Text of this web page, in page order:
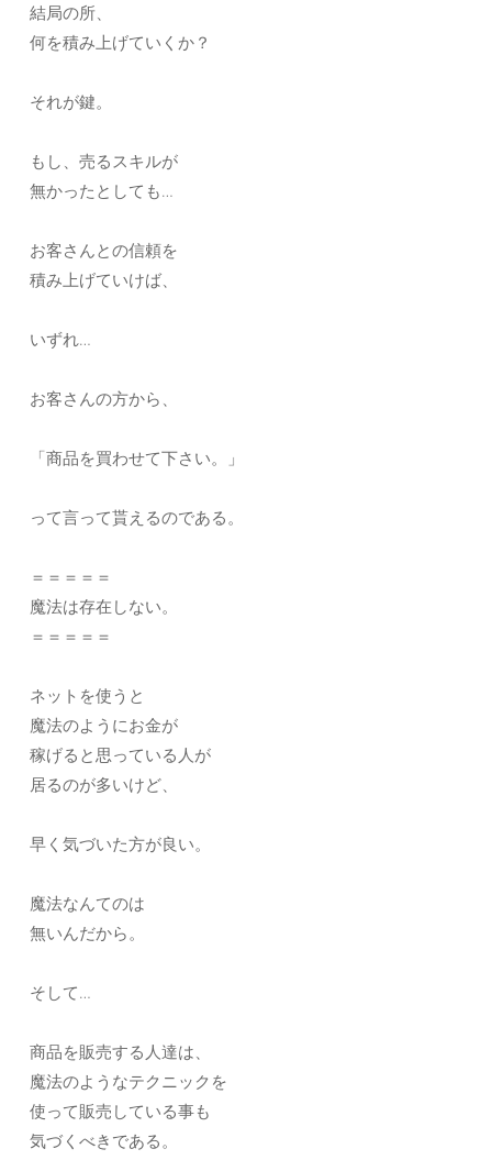
結局の所、
何を積み上げていくか？
それが鍵。
もし、売るスキルが
無かったとしても…
お客さんとの信頼を
積み上げていけば、
いずれ…
お客さんの方から、
「商品を買わせて下さい。」
って言って貰えるのである。
＝＝＝＝＝
魔法は存在しない。
＝＝＝＝＝
ネットを使うと
魔法のようにお金が
稼げると思っている人が
居るのが多いけど、
早く気づいた方が良い。
魔法なんてのは
無いんだから。
そして…
商品を販売する人達は、
魔法のようなテクニックを
使って販売している事も
気づくべきである。